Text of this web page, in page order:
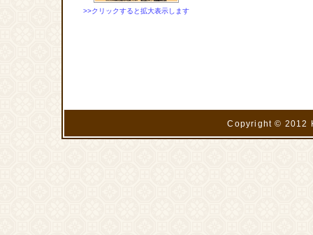
>>クリックすると拡大表示します
Copyright © 2012